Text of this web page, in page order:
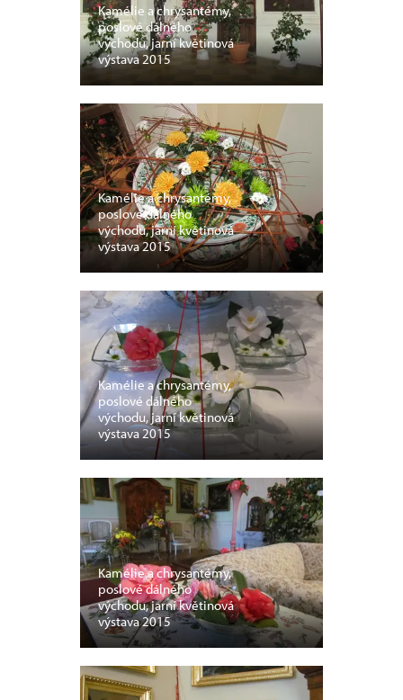
Kamélie a chrysantémy,
poslové dálného
východu, jarní květinová
výstava 2015
Kamélie a chrysantémy,
poslové dálného
východu, jarní květinová
výstava 2015
Kamélie a chrysantémy,
poslové dálného
východu, jarní květinová
výstava 2015
Kamélie a chrysantémy,
poslové dálného
východu, jarní květinová
výstava 2015